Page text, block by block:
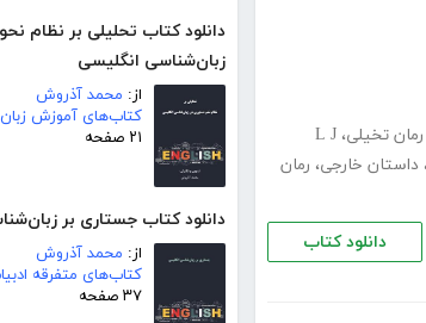
دانلود کتاب تحلیلی بر نظام
زبان‌شناسی انگلیسی
از: محمد آذروش
کتاب‌های آموزش زبان
۲۱ صفحه
دانلود کتاب جستاری بر
از: محمد آذروش
کتاب‌های متفرقه
۳۷ صفحه
رمان تخیلی، L J
داستان خارجی، رمان
دانلود کتاب